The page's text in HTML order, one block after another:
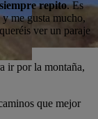
repito. Es
me gusta mucho,
ver un paraje
ir por la montaña,
que mejor